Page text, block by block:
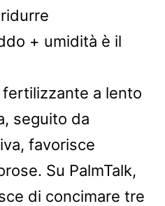
+ umidità è il
fertilizzante a lento
seguito da
favorisce
Su PalmTalk,
di concimare tre